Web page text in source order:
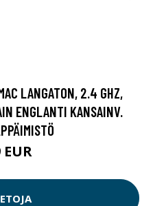
LANGATON, 2.4 GHZ,
ENGLANTI KANSAINV.
EUR